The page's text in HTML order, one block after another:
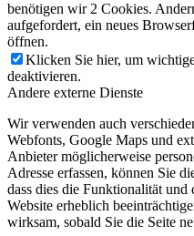
benötigen wir 2 Cookies.
aufgefordert, ein neues
öffnen.
Klicken Sie hier, um
deaktivieren.
Andere externe Dienste
Wir verwenden auch
Webfonts, Google Maps und
Anbieter möglicherweise
Adresse erfassen, können Sie
dass dies die Funktionalität und
Website erheblich
wirksam, sobald Sie die Seite